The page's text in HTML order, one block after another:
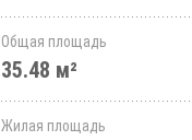
Общая площадь
35.48 м²
Жилая площадь